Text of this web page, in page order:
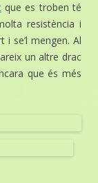
que es troben té
resistència i
se’l mengen. Al
un altre drac
que és més